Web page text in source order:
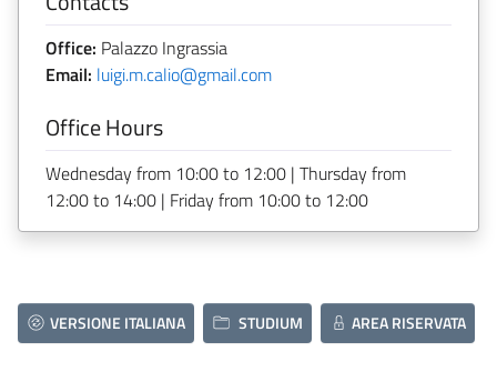
Office: Palazzo Ingrassia
Email: luigi.m.calio@gmail.com
Office Hours
Wednesday from 10:00 to 12:00 | Thursday from
12:00 to 14:00 | Friday from 10:00 to 12:00
VERSIONE ITALIANA STUDIUM AREA RISERVATA